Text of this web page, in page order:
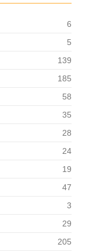
6
5
139
185
58
35
28
24
19
47
3
29
205